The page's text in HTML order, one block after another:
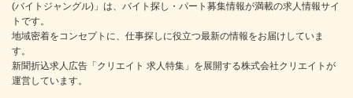
(バイトジャングル)」は、バイト探し・パート募集情報が満載の求人情報サイ
トです。
地域密着をコンセプトに、仕事探しに役立つ最新の情報をお届けしていま
す。
新聞折込求人広告「クリエイト 求人特集」を展開する株式会社クリエイトが
運営しています。